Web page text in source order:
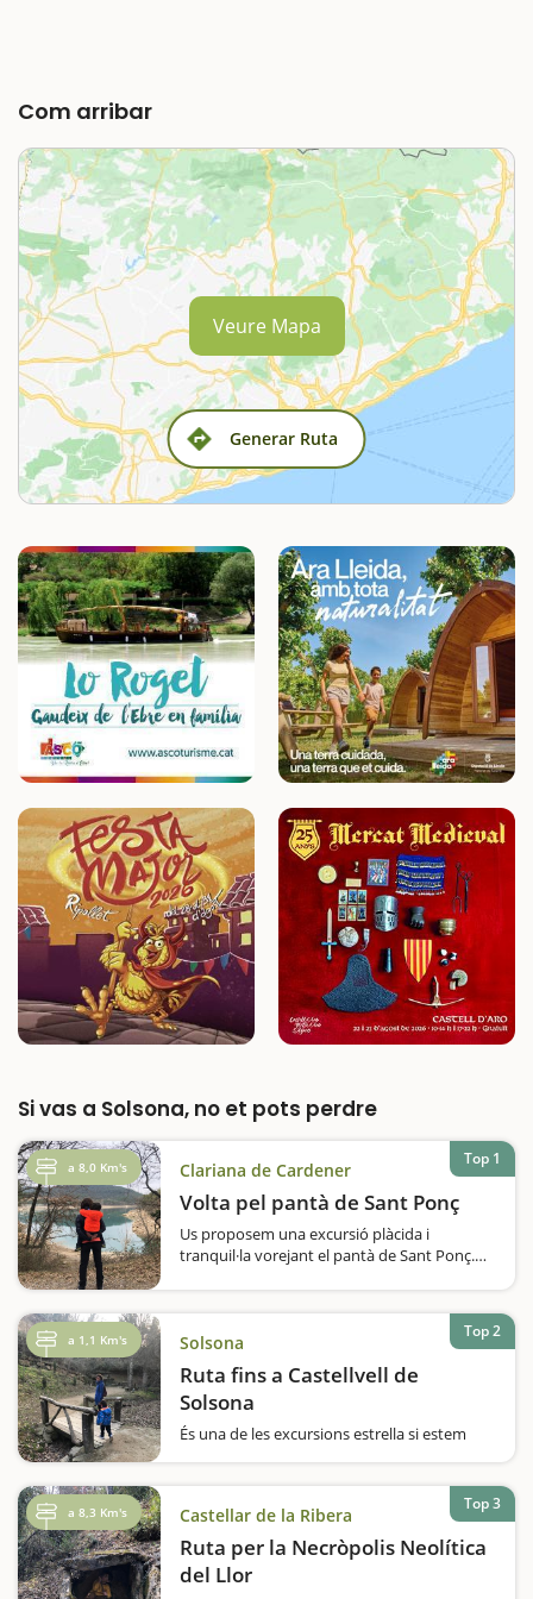
Com arribar
Generar Ruta
Veure Mapa
Si vas a Solsona, no et pots perdre
a 8,0 Km's Clariana de Cardener
Volta pel pantà de Sant Ponç
Us proposem una excursió plàcida i
tranquil·la vorejant el pantà de Sant Ponç.
l'aigua.En època de calor, l'entorn del pantà
també és un lloc ideal per anar…
Top 1
a 1,1 Km's Solsona
Ruta fins a Castellvell de
Solsona
És una de les excursions estrella si estem
diferents paisatges, perquè tindrem vistes
privilegiades de Solsona i de la comarca,
perquè passarem per punts amb aigua,…
Top 2
a 8,3 Km's Castellar de la Ribera
Ruta per la Necròpolis Neolítica
del Llor
Top 3